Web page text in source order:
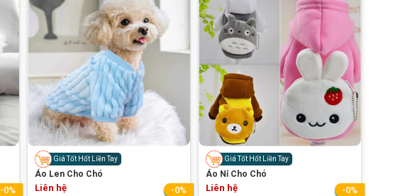
-0%
Giá Tốt Hốt Liền Tay
Áo Len Cho Chó
Liên hệ -0%
Giá Tốt Hốt Liền Tay
Áo Nỉ Cho Chó
Liên hệ -0%